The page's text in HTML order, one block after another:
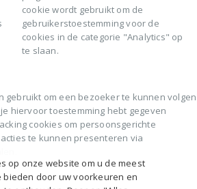
op onze website om u de meest
door uw voorkeuren en
cookie wordt gebruikt om de
gebruikerstoestemming voor de
cookies in de categorie "Analytics" op
te slaan.
gebruikt om een bezoeker te kunnen volgen
hiervoor toestemming hebt gegeven
cookies om persoonsgerichte
te kunnen presenteren via